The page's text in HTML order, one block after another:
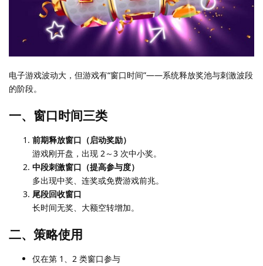
电子游戏波动大，但游戏有“窗口时间”——系统释放奖池与刺激波段
的阶段。
一、窗口时间三类
前期释放窗口（启动奖励）
游戏刚开盘，出现 2～3 次中小奖。
中段刺激窗口（提高参与度）
多出现中奖、连奖或免费游戏前兆。
尾段回收窗口
长时间无奖、大额空转增加。
二、策略使用
仅在第 1、2 类窗口参与